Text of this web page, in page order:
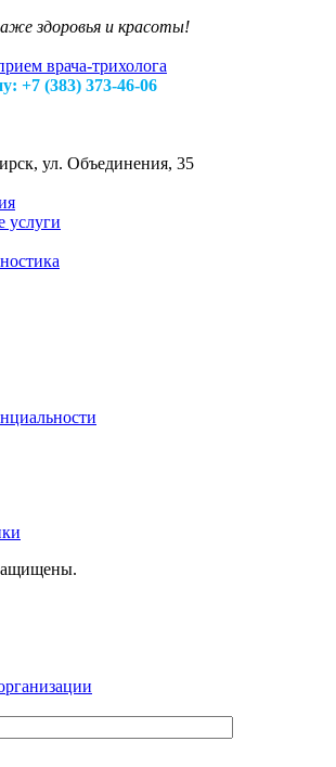
здоровья и красоты!
врача-трихолога
+7 (383) 373-46-06
ул. Объединения, 35
услуги